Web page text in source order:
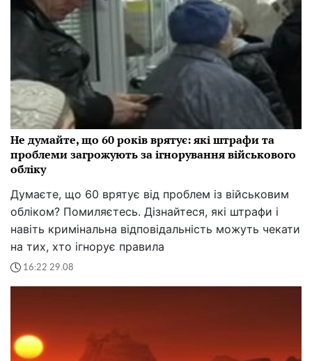
Не думайте, що 60 років врятує: які штрафи та
проблеми загрожують за ігнорування військового
обліку
Думаєте, що 60 врятує від проблем із військовим
обліком? Помиляєтесь. Дізнайтеся, які штрафи і
навіть кримінальна відповідальність можуть чекати
на тих, хто ігнорує правила
16:22 29.08